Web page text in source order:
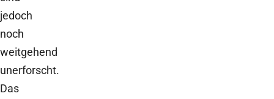
jedoch
noch
weitgehend
unerforscht.
Das